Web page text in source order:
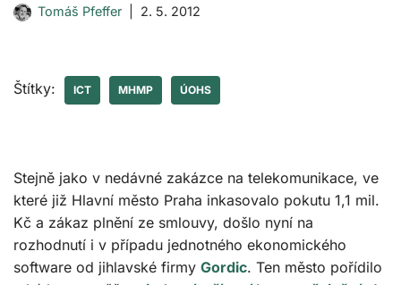
Tomáš Pfeffer 2. 5. 2012
Štítky: ICT MHMP ÚOHS
Stejně jako v nedávné zakázce na telekomunikace, ve
které již Hlavní město Praha inkasovalo pokutu 1,1 mil.
Kč a zákaz plnění ze smlouvy, došlo nyní na
rozhodnutí i v případu jednotného ekonomického
software od jihlavské firmy Gordic. Ten město pořídilo